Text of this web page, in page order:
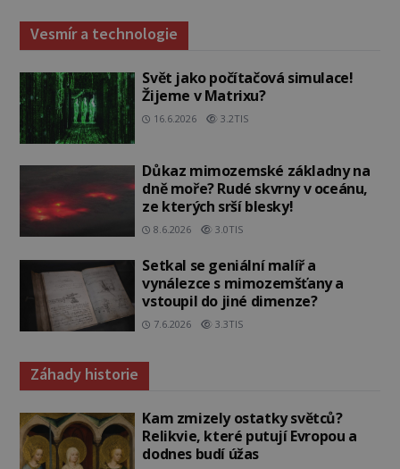
Vesmír a technologie
Svět jako počítačová simulace!
Žijeme v Matrixu?
16.6.2026 3.2TIS
Důkaz mimozemské základny na
dně moře? Rudé skvrny v oceánu,
ze kterých srší blesky!
8.6.2026 3.0TIS
Setkal se geniální malíř a
vynálezce s mimozemšťany a
vstoupil do jiné dimenze?
7.6.2026 3.3TIS
Záhady historie
Kam zmizely ostatky světců?
Relikvie, které putují Evropou a
dodnes budí úžas